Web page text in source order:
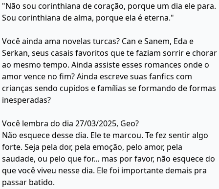
"Não sou corinthiana de coração, porque um dia ele para.
Sou corinthiana de alma, porque ela é eterna."
Você ainda ama novelas turcas? Can e Sanem, Eda e
Serkan, seus casais favoritos que te faziam sorrir e chorar
ao mesmo tempo. Ainda assiste esses romances onde o
amor vence no fim? Ainda escreve suas fanfics com
crianças sendo cupidos e famílias se formando de formas
inesperadas?
Você lembra do dia 27/03/2025, Geo?
Não esquece desse dia. Ele te marcou. Te fez sentir algo
forte. Seja pela dor, pela emoção, pelo amor, pela
saudade, ou pelo que for… mas por favor, não esquece do
que você viveu nesse dia. Ele foi importante demais pra
passar batido.